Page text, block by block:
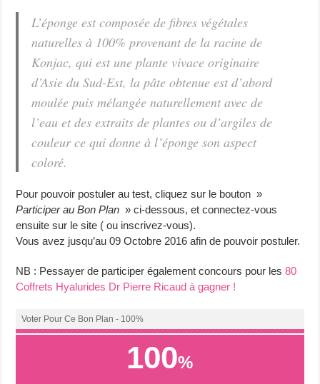
L’éponge est composée de fibres végétales
naturelles à 100% provenant de la racine de
Konjac, qui est une plante vivace originaire
d’Asie du Sud-Est, la pâte obtenue est d’abord
moulée puis mélangée naturellement avec de
l’eau et des extraits de plantes ou d’argiles de
couleur ce qui donne à l’éponge son aspect
coloré.
Pour pouvoir postuler au test, cliquez sur le bouton »
Participer au Bon Plan » ci-dessous, et connectez-vous
ensuite sur le site ( ou inscrivez-vous).
Vous avez jusqu’au 09 Octobre 2016 afin de pouvoir postuler.
NB : Pessayer de participer également concours pour les80
Coffrets Hyalurides Dr Pierre Ricaud à gagner !
Voter Pour Ce Bon Plan - 100%
100%